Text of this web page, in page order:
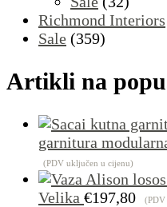
Richmond Interiors
Sale (359)
Artikli na
garnitura
(PDV uključen u cijenu)
Velika €197,80 (PDV